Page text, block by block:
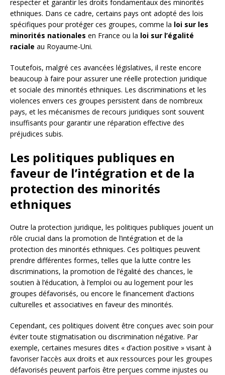
respecter et garantir les droits fondamentaux des minorités
ethniques. Dans ce cadre, certains pays ont adopté des lois
spécifiques pour protéger ces groupes, comme la loi sur les
minorités nationales en France ou la loi sur l’égalité
raciale au Royaume-Uni.
Toutefois, malgré ces avancées législatives, il reste encore
beaucoup à faire pour assurer une réelle protection juridique
et sociale des minorités ethniques. Les discriminations et les
violences envers ces groupes persistent dans de nombreux
pays, et les mécanismes de recours juridiques sont souvent
insuffisants pour garantir une réparation effective des
préjudices subis.
Les politiques publiques en
faveur de l’intégration et de la
protection des minorités
ethniques
Outre la protection juridique, les politiques publiques jouent un
rôle crucial dans la promotion de l’intégration et de la
protection des minorités ethniques. Ces politiques peuvent
prendre différentes formes, telles que la lutte contre les
discriminations, la promotion de l’égalité des chances, le
soutien à l’éducation, à l’emploi ou au logement pour les
groupes défavorisés, ou encore le financement d’actions
culturelles et associatives en faveur des minorités.
Cependant, ces politiques doivent être conçues avec soin pour
éviter toute stigmatisation ou discrimination négative. Par
exemple, certaines mesures dites « d’action positive » visant à
favoriser l’accès aux droits et aux ressources pour les groupes
défavorisés peuvent parfois être perçues comme injustes ou